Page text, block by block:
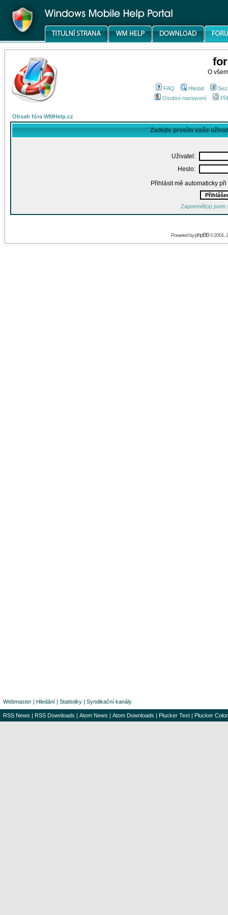
O
FAQ Hledat
Osobní nastavení
Obsah fóra WMHelp.cz
Zadejte prosím vaše
Uživatel:
Heslo:
Přihlásit mě automaticky
Zapomněl(a) jsem
Powered byphpBB© 2001,
Webmaster | Hledání | Statistiky | Syndikační kanály
RSS News | RSS Downloads | Atom News | Atom Downloads | Plucker Text | Plucker Color